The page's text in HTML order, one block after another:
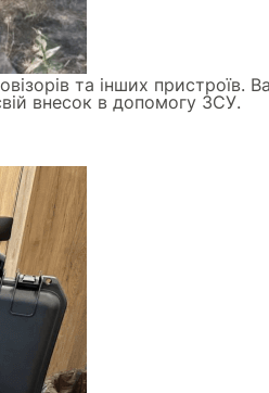
та інших
внесок в допомогу ЗСУ.